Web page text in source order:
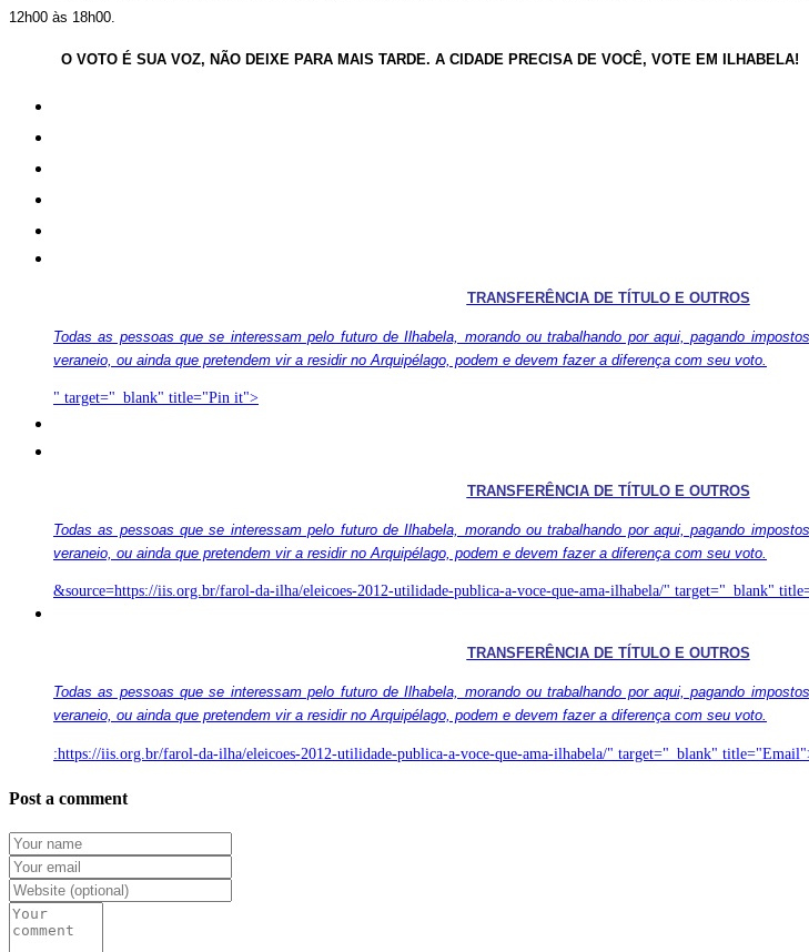
12h00 às 18h00.
O VOTO É SUA VOZ, NÃO DEIXE PARA MAIS TARDE. A CIDADE PRECISA DE VOCÊ, VOTE EM ILHABELA!
TRANSFERÊNCIA DE TÍTULO E OUTROS
Todas as pessoas que se interessam pelo futuro de Ilhabela, morando ou trabalhando por aqui, pagando
veraneio, ou ainda que pretendem vir a residir no Arquipélago, podem e devem fazer a diferença com seu voto.
" target="_blank" title="Pin it">
TRANSFERÊNCIA DE TÍTULO E OUTROS
Todas as pessoas que se interessam pelo futuro de Ilhabela, morando ou trabalhando por aqui, pagando
veraneio, ou ainda que pretendem vir a residir no Arquipélago, podem e devem fazer a diferença com seu voto.
&source=https://iis.org.br/farol-da-ilha/eleicoes-2012-utilidade-publica-a-voce-que-ama-ilhabela/" target="_blank"
TRANSFERÊNCIA DE TÍTULO E OUTROS
Todas as pessoas que se interessam pelo futuro de Ilhabela, morando ou trabalhando por aqui, pagando
veraneio, ou ainda que pretendem vir a residir no Arquipélago, podem e devem fazer a diferença com seu voto.
:https://iis.org.br/farol-da-ilha/eleicoes-2012-utilidade-publica-a-voce-que-ama-ilhabela/" target="_blank"
Post a comment